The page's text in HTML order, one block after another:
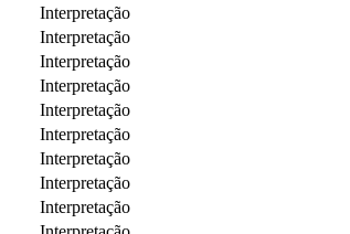
Interpretação
Interpretação
Interpretação
Interpretação
Interpretação
Interpretação
Interpretação
Interpretação
Interpretação